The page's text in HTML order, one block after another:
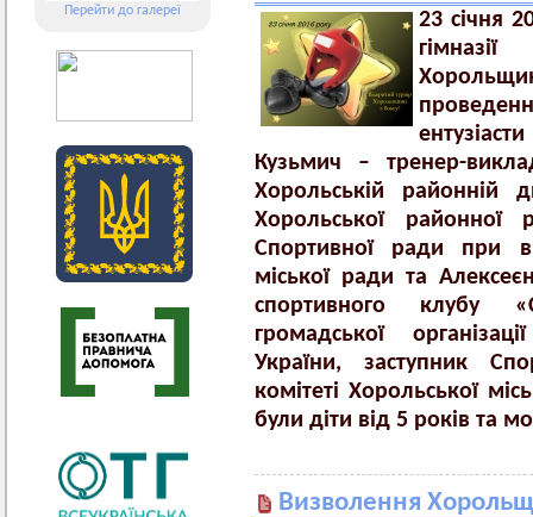
Перейти до галереї
23 січня
Кузьмич – тренер-
Хорольській районній
Хорольської районної
Спортивної ради при
міської ради та
спортивного клубу
громадської
України, заступник
комітеті Хорольської
були діти від 5 років та
Визволення